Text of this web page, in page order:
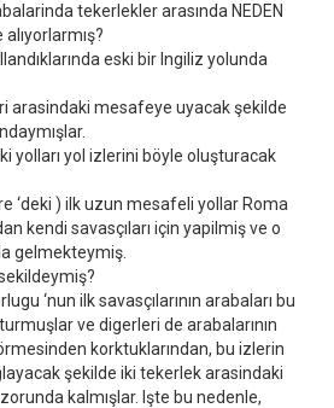
tekerlekler arasında NEDEN
eski bir Ingiliz yolunda
arasindaki mesafeye uyacak şekilde
yolları yol izlerini böyle oluşturacak
‘deki ) ilk uzun mesafeli yollar Roma
kendi savasçıları için yapilmiş ve o
gelmekteymiş.
‘nun ilk savasçılarının arabaları bu
ve digerleri de arabalarının
korktuklarından, bu izlerin
şekilde iki tekerlek arasindaki
kalmışlar. Işte bu nedenle,